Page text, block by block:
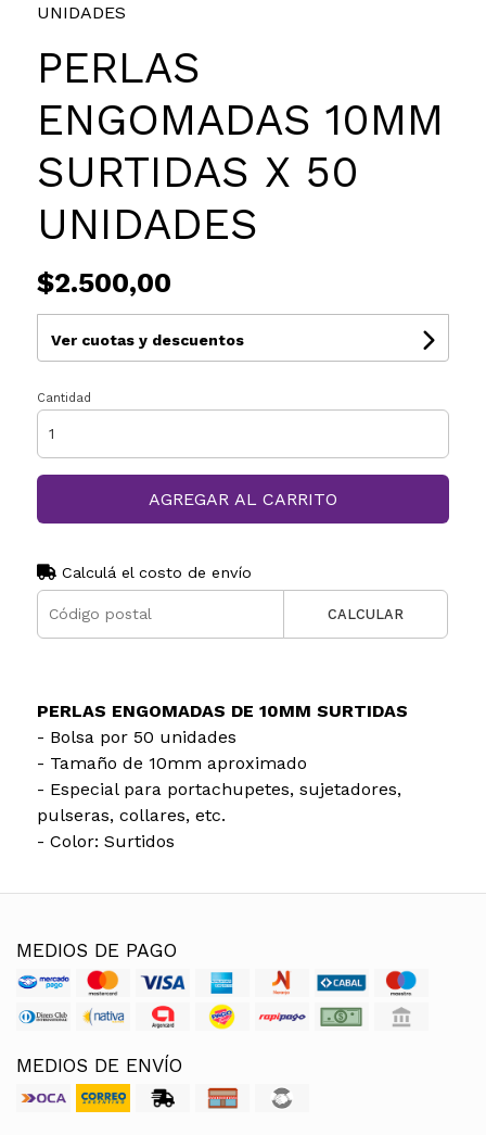
UNIDADES
PERLAS
ENGOMADAS 10MM
SURTIDAS X 50
UNIDADES
$2.500,00
Ver cuotas y descuentos
Cantidad
AGREGAR AL CARRITO
Calculá el costo de envío
CALCULAR
PERLAS ENGOMADAS DE 10MM SURTIDAS
- Bolsa por 50 unidades
- Tamaño de 10mm aproximado
- Especial para portachupetes, sujetadores,
pulseras, collares, etc.
- Color: Surtidos
MEDIOS DE PAGO
MEDIOS DE ENVÍO